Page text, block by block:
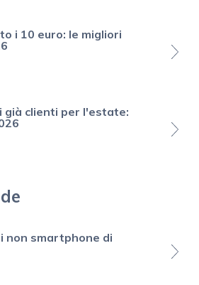
i 10 euro: le migliori
già clienti per l'estate:
non smartphone di